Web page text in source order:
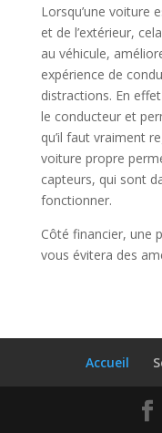
Lorsqu’une voiture
et de l’extérieur,
au véhicule,
expérience de
distractions. En
le conducteur et
qu’il faut vraiment
voiture propre
capteurs, qui sont
fonctionner.
Côté financier, une
vous évitera des
Accueil